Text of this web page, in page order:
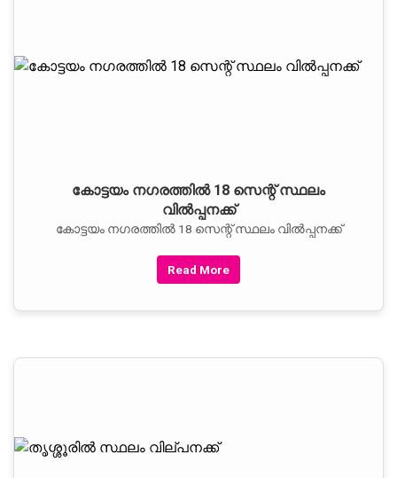
കോട്ടയം നഗരത്തിൽ 18 സെന്റ് സ്ഥലം
വിൽപ്പനക്ക്
കോട്ടയം നഗരത്തിൽ 18 സെന്റ് സ്ഥലം വിൽപ്പനക്ക്
Read More